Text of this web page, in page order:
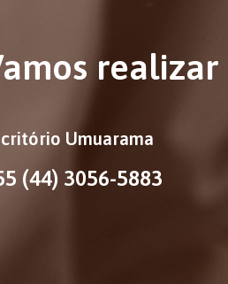
realizar
Umuarama
(44) 3056-5883